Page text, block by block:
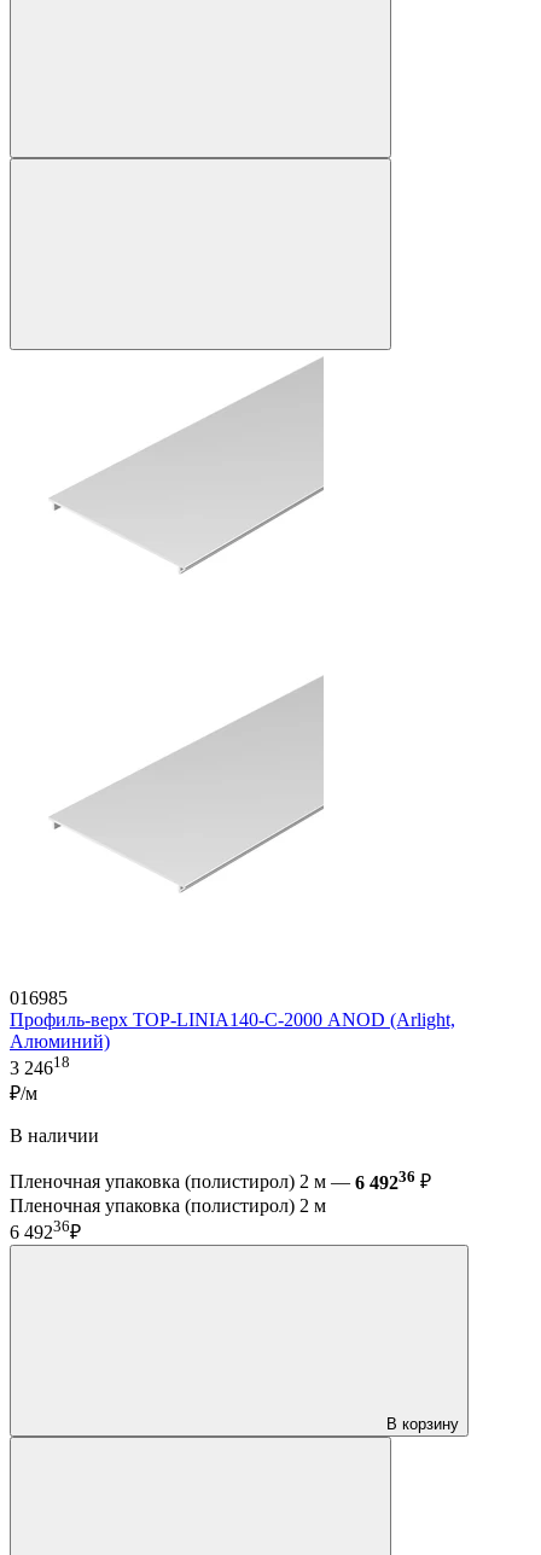
016985
Профиль-верх TOP-LINIA140-С-2000 ANOD (Arlight,
Алюминий)
3 24618
₽/м
В наличии
Пленочная упаковка (полистирол) 2 м — 6 49236 ₽
Пленочная упаковка (полистирол) 2 м
6 49236₽
В корзину